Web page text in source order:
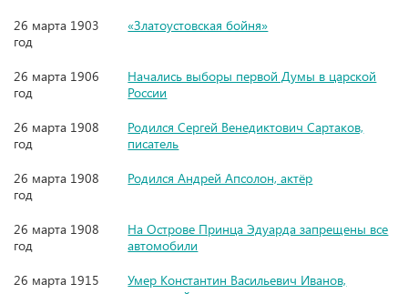
26 марта 1903
год
«Златоустовская бойня»
26 марта 1906
год
Начались выборы первой Думы в царской
России
26 марта 1908
год
Родился Сергей Венедиктович Сартаков,
писатель
26 марта 1908
год
Родился Андрей Апсолон, актёр
26 марта 1908
год
На Острове Принца Эдуарда запрещены все
автомобили
26 марта 1915
Умер Константин Васильевич Иванов,